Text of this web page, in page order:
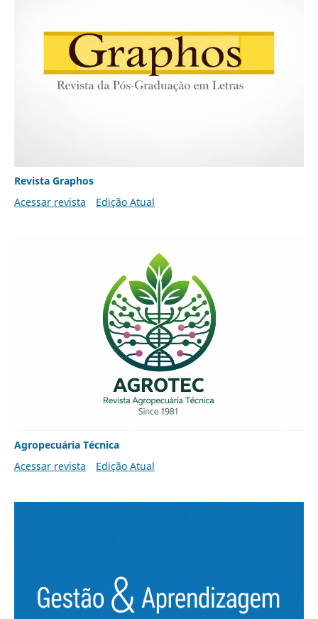
Revista Graphos
Acessar revista
Edição Atual
Agropecuária Técnica
Acessar revista
Edição Atual